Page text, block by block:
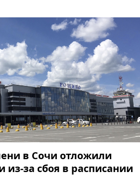
в Сочи отложили
из-за сбоя в расписании